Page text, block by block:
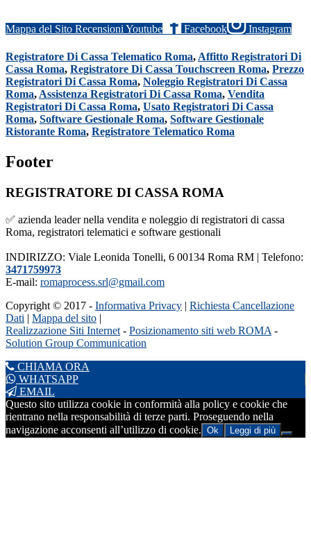
Mappa del Sito Recensioni Youtube Facebook Instagram
Registratore Di Cassa Telematico Roma, Affitto Registratori Di
Cassa Roma, Registratore Di Cassa Touchscreen Roma, Prezzo
Registratori Di Cassa Roma, Noleggio Registratori Di Cassa
Roma, Assistenza Registratori Di Cassa Roma, Vendita
Registratori Di Cassa Roma, Usato Registratori Di Cassa
Roma, Software Gestionale Roma, Software Gestionale
Ristorante Roma, Registratore Telematico Roma
Footer
REGISTRATORE DI CASSA ROMA
✅ azienda leader nella vendita e noleggio di registratori di cassa
Roma, registratori telematici e software gestionali
INDIRIZZO: Viale Leonida Tonelli, 6 00134 Roma RM | Telefono:
3471759973
E-mail: romaprocess.srl@gmail.com
Copyright © 2017 - Informativa Privacy | Richiesta Cancellazione
Dati | Mappa del sito |
Realizzazione Siti Internet - Posizionamento siti web ROMA -
Solution Group Communication
CHIAMA ORA
WHATSAPP
EMAIL
Questo sito utilizza cookie in conformità alla policy e cookie che
rientrano nella responsabilità di terze parti. Proseguendo nella
navigazione acconsenti all’utilizzo di cookie. Ok Leggi di più